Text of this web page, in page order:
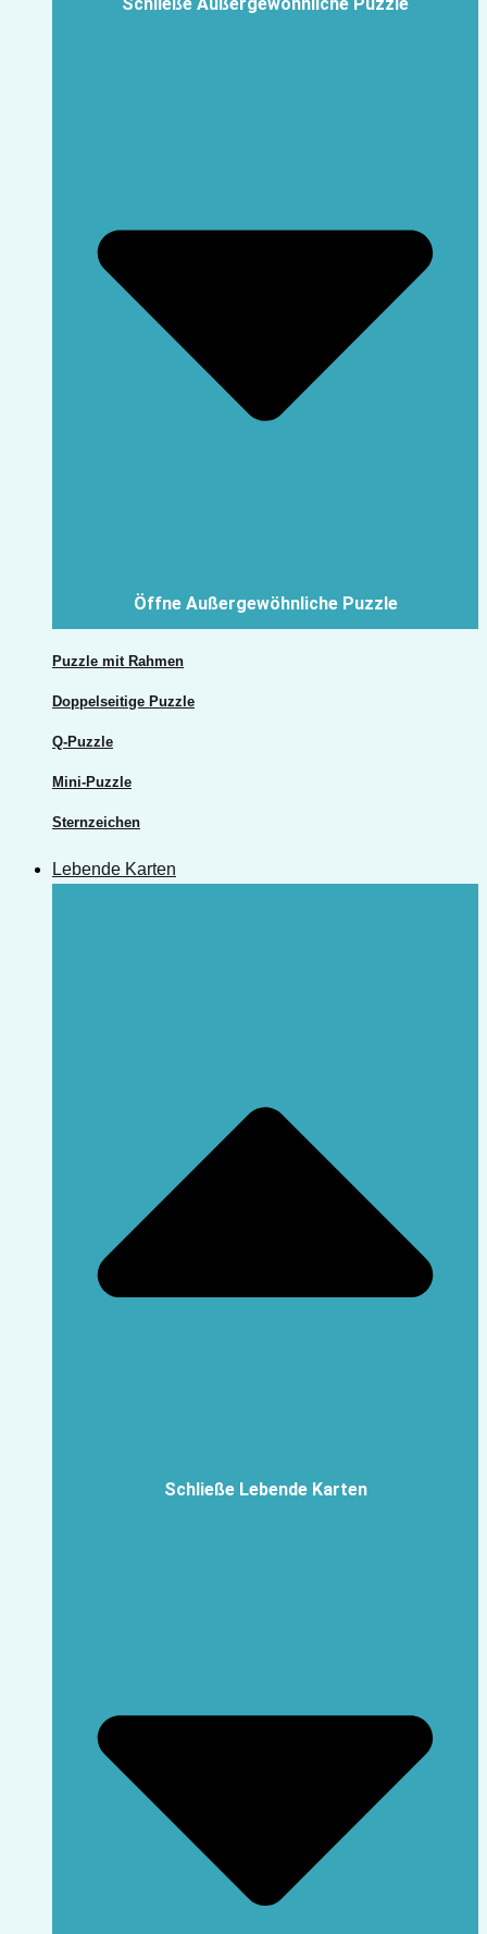
Schließe Außergewöhnliche Puzzle
Öffne Außergewöhnliche Puzzle
Puzzle mit Rahmen
Doppelseitige Puzzle
Q-Puzzle
Mini-Puzzle
Sternzeichen
Lebende Karten
Schließe Lebende Karten